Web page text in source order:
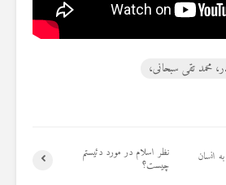
محمد تقی سبحانی،
نظر اسلام در مورد دئیستم
چیست؟
انسان